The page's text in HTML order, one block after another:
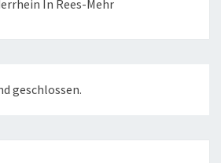
In Rees-Mehr
geschlossen.